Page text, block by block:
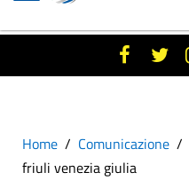
Home Comunicazione
friuli venezia giulia